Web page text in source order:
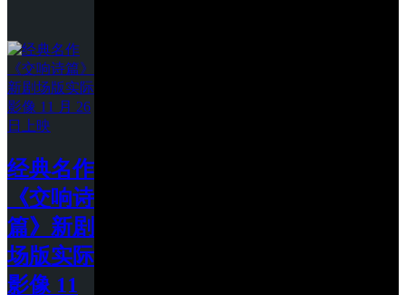
经典名作
《交响诗
篇》新剧
场版实际
影像 11